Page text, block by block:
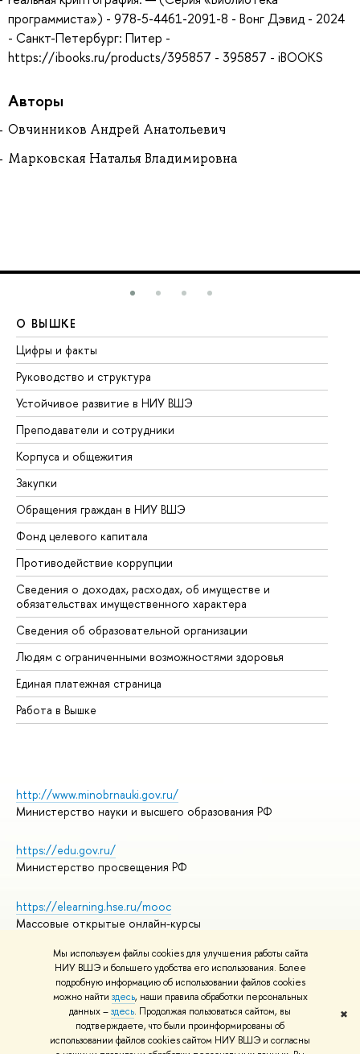
Мы используем файлы cookies для улучшения работы сайта
НИУ ВШЭ и большего удобства его использования. Более
подробную информацию об использовании файлов cookies
можно найти здесь, наши правила обработки персональных
данных –здесь. Продолжая пользоваться сайтом, вы
подтверждаете, что были проинформированы об
использовании файлов cookies сайтом НИУ ВШЭ и согласны
✖
программиста») - 978-5-4461-2091-8 - Вонг Дэвид - 2024
- Санкт-Петербург: Питер -
https://ibooks.ru/products/395857 - 395857 - iBOOKS
Авторы
Овчинников Андрей Анатольевич
Марковская Наталья Владимировна
О ВЫШКЕ
Цифры и факты
Руководство и структура
Устойчивое развитие в НИУ ВШЭ
Преподаватели и сотрудники
Корпуса и общежития
Закупки
Обращения граждан в НИУ ВШЭ
Фонд целевого капитала
Противодействие коррупции
Сведения о доходах, расходах, об имуществе и
обязательствах имущественного характера
Сведения об образовательной организации
Людям с ограниченными возможностями здоровья
Единая платежная страница
Работа в Вышке
http://www.minobrnauki.gov.ru/
Министерство науки и высшего образования РФ
https://edu.gov.ru/
Министерство просвещения РФ
https://elearning.hse.ru/mooc
Массовые открытые онлайн-курсы
© НИУ ВШЭ 1993–2026
Адреса и контакты
Условия использования материалов
Политика конфиденциальности
Правила применения рекомендательных технологий в НИУ ВШЭ